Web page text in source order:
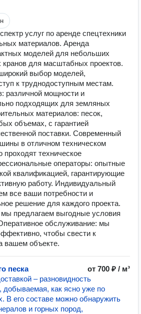
услуг по аренде спецтехники
материалов. Аренда
моделей для небольших
для масштабных проектов.
выбор моделей,
к труднодоступным местам.
различной мощности и
подходящих для земляных
материалов: песок,
объемах, с гарантией
поставки. Современный
в отличном техническом
проходят техническое
операторы: опытные
квалификацией, гарантирующие
работу. Индивидуальный
все ваши потребности и
решение для каждого проекта.
предлагаем выгодные условия
обслуживание: мы
чтобы свести к
вашем объекте.
песка
от 700 ₽ / м³
– разновидность
добываемая, как ясно уже по
В его составе можно обнаружить
и горных пород,